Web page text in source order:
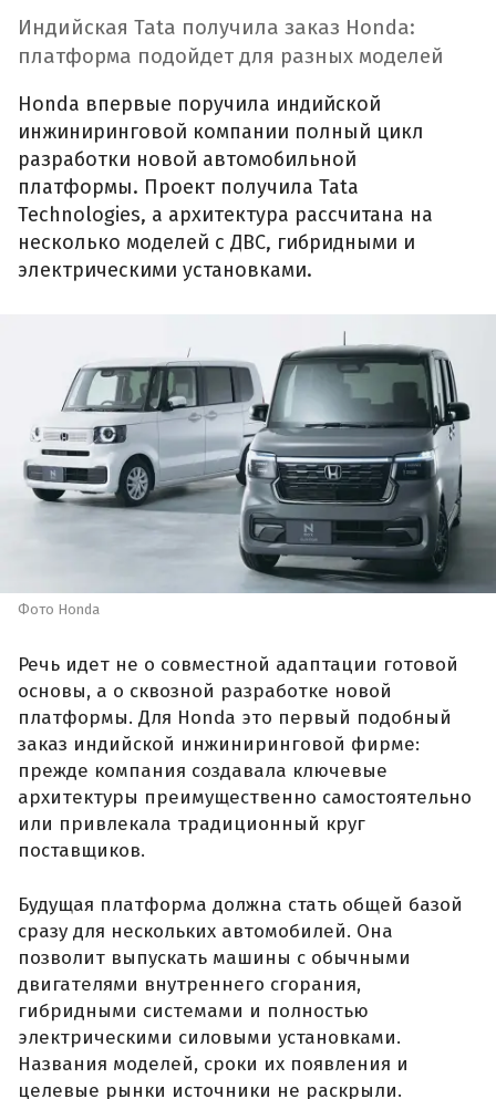
Индийская Tata получила заказ Honda:
платформа подойдет для разных моделей
Honda впервые поручила индийской
инжиниринговой компании полный цикл
разработки новой автомобильной
платформы. Проект получила Tata
Technologies, а архитектура рассчитана на
несколько моделей с ДВС, гибридными и
электрическими установками.
Фото Honda
Речь идет не о совместной адаптации готовой
основы, а о сквозной разработке новой
платформы. Для Honda это первый подобный
заказ индийской инжиниринговой фирме:
прежде компания создавала ключевые
архитектуры преимущественно самостоятельно
или привлекала традиционный круг
поставщиков.
Будущая платформа должна стать общей базой
сразу для нескольких автомобилей. Она
позволит выпускать машины с обычными
двигателями внутреннего сгорания,
гибридными системами и полностью
электрическими силовыми установками.
Названия моделей, сроки их появления и
целевые рынки источники не раскрыли.